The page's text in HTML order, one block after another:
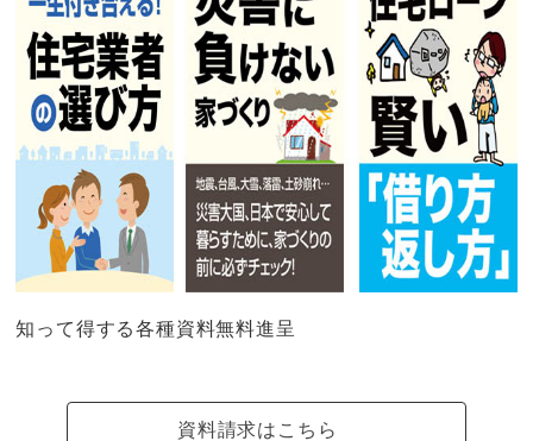
知って得する各種資料無料進呈
資料請求はこちら